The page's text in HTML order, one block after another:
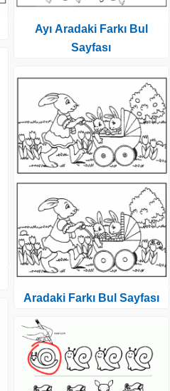
Ayı Aradaki Farkı Bul
Sayfası
Aradaki Farkı Bul Sayfası